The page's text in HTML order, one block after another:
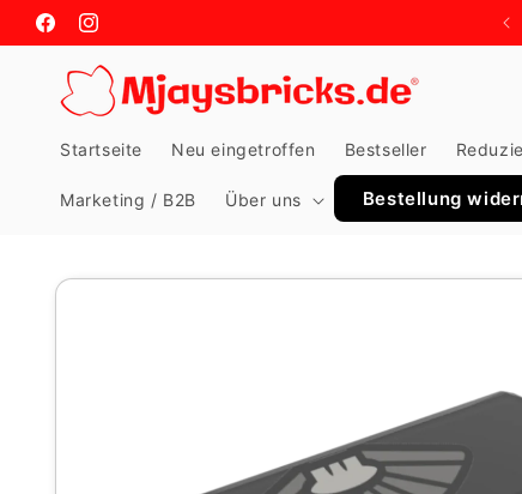
direttamente
ai contenuti
FacebookInstagram
Startseite Neu eingetroffen Bestseller
Marketing / B2B Über uns Bestellung
Passa alle